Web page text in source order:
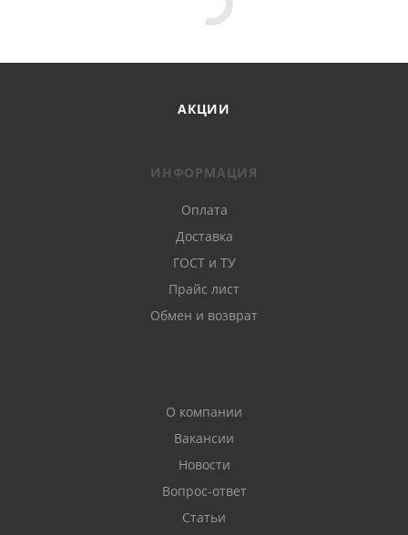
АКЦИИ
ИНФОРМАЦИЯ
Оплата
Доставка
ГОСТ и ТУ
Прайс лист
Обмен и возврат
О компании
Вакансии
Новости
Вопрос-ответ
Статьи